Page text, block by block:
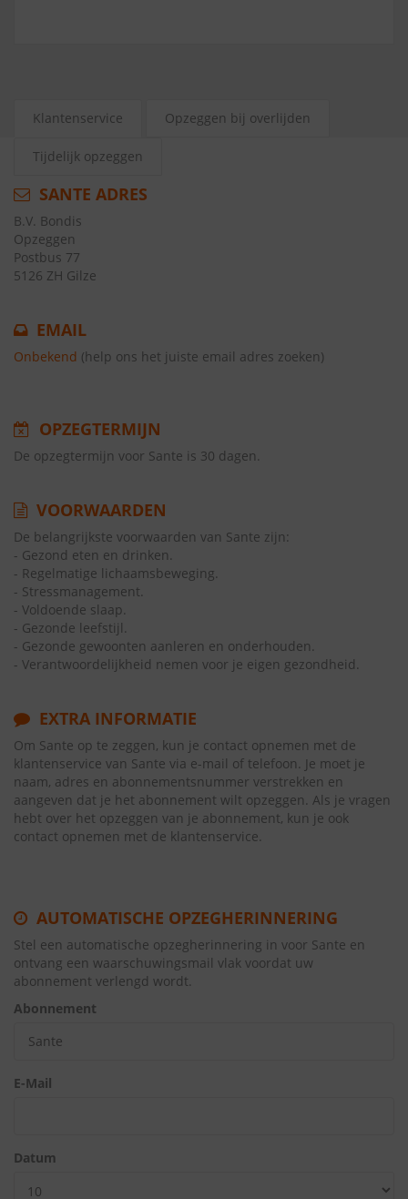
Klantenservice Opzeggen bij overlijden
Tijdelijk opzeggen
SANTE ADRES
B.V. Bondis
Opzeggen
Postbus 77
5126 ZH Gilze
EMAIL
Onbekend (help ons het juiste email adres zoeken)
OPZEGTERMIJN
De opzegtermijn voor Sante is 30 dagen.
VOORWAARDEN
De belangrijkste voorwaarden van Sante zijn:
- Gezond eten en drinken.
- Regelmatige lichaamsbeweging.
- Stressmanagement.
- Voldoende slaap.
- Gezonde leefstijl.
- Gezonde gewoonten aanleren en onderhouden.
- Verantwoordelijkheid nemen voor je eigen gezondheid.
EXTRA INFORMATIE
Om Sante op te zeggen, kun je contact opnemen met de
klantenservice van Sante via e-mail of telefoon. Je moet je
naam, adres en abonnementsnummer verstrekken en
aangeven dat je het abonnement wilt opzeggen. Als je vragen
hebt over het opzeggen van je abonnement, kun je ook
contact opnemen met de klantenservice.
AUTOMATISCHE OPZEGHERINNERING
Stel een automatische opzegherinnering in voor Sante en
ontvang een waarschuwingsmail vlak voordat uw
abonnement verlengd wordt.
Abonnement
E-Mail
Datum